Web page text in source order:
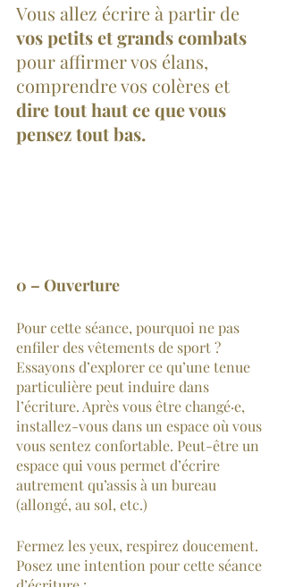
Vous allez écrire à partir de
vos petits et grands combats
pour affirmer vos élans,
comprendre vos colères et
dire tout haut ce que vous
pensez tout bas.
0 – Ouverture
Pour cette séance, pourquoi ne pas
enfiler des vêtements de sport ?
Essayons d’explorer ce qu’une tenue
particulière peut induire dans
l’écriture. Après vous être changé·e,
installez-vous dans un espace où vous
vous sentez confortable. Peut-être un
espace qui vous permet d’écrire
autrement qu’assis à un bureau
(allongé, au sol, etc.)
Fermez les yeux, respirez doucement.
Posez une intention pour cette séance